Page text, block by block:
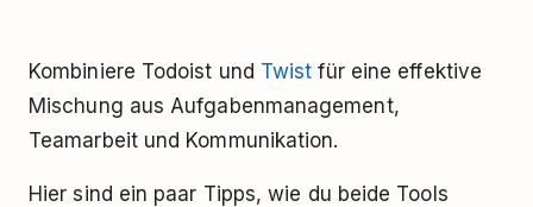
Kombiniere Todoist und Twist für eine effektive
Mischung aus Aufgabenmanagement,
Teamarbeit und Kommunikation.
Hier sind ein paar Tipps, wie du beide Tools